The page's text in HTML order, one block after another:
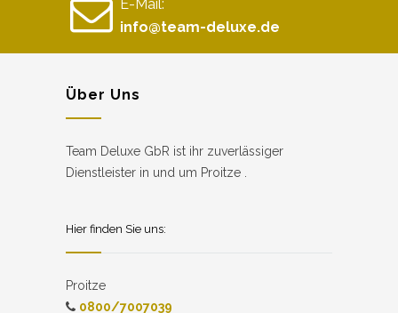
E-Mail:
info@team-deluxe.de
Über Uns
Team Deluxe GbR ist ihr zuverlässiger
Dienstleister in und um Proitze .
Hier finden Sie uns:
Proitze
0800/7007039